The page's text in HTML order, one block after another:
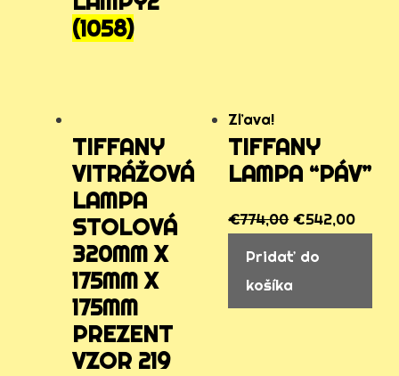
(1058)
TIFFANY
VITRÁŽOVÁ
LAMPA
STOLOVÁ
320MM X
175MM X
175MM
PREZENT
VZOR 219
Zľava!
TIFFANY
LAMPA “PÁV”
€774,00 €542,00
Pridať do
košíka